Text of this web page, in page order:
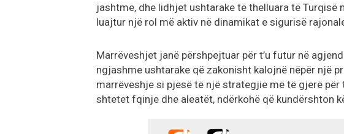
jashtme, dhe lidhjet ushtarake të thelluara të
luajtur një rol më aktiv në dinamikat e sigurisë
Marrëveshjet janë përshpejtuar për t’u futur në
ngjashme ushtarake që zakonisht kalojnë nëpër një
marrëveshje si pjesë të një strategjie më të gjerë
shtetet fqinje dhe aleatët, ndërkohë që kundërshton